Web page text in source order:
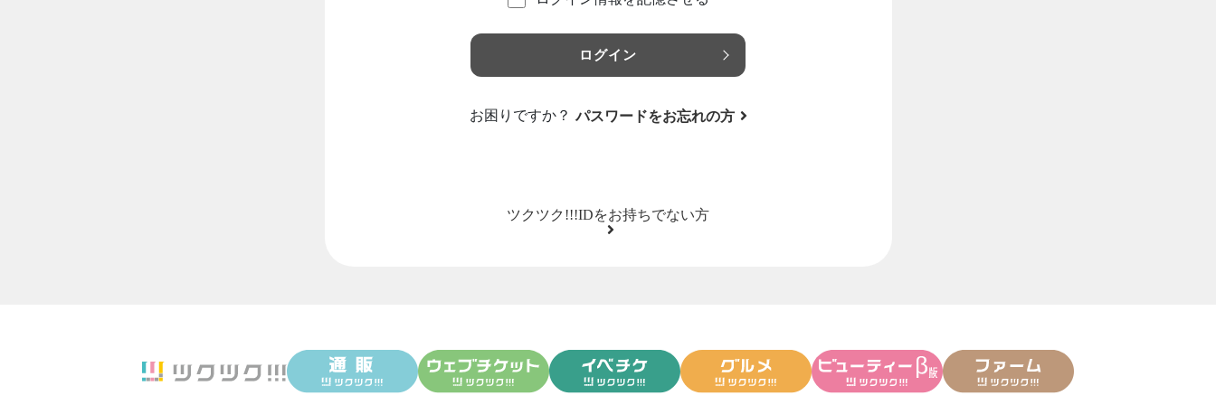
ログイン
お困りですか？ パスワードをお忘れの方
ツクツク!!!IDをお持ちでない方